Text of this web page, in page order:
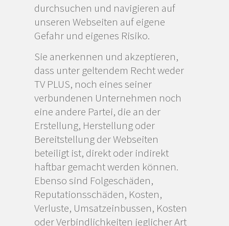
durchsuchen und navigieren auf
unseren Webseiten auf eigene
Gefahr und eigenes Risiko.
Sie anerkennen und akzeptieren,
dass unter geltendem Recht weder
TV PLUS, noch eines seiner
verbundenen Unternehmen noch
eine andere Partei, die an der
Erstellung, Herstellung oder
Bereitstellung der Webseiten
beteiligt ist, direkt oder indirekt
haftbar gemacht werden können.
Ebenso sind Folgeschäden,
Reputationsschäden, Kosten,
Verluste, Umsatzeinbussen, Kosten
oder Verbindlichkeiten jeglicher Art